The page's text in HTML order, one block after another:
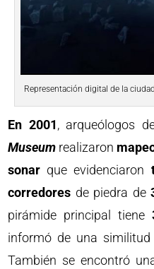
Representación digital de la
En 2001, arqueólogos
Museum realizaron
sonar que evidenciaron
corredores de piedra de
pirámide principal tiene
informó de una
También se encontró